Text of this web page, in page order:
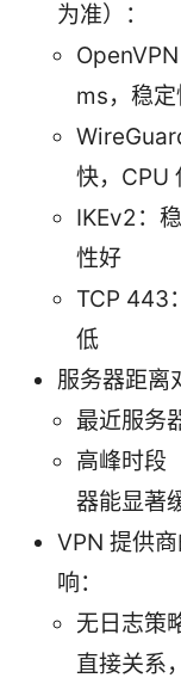
为准）：
ms，稳
快，CPU
IKEv2：
性好
TCP 443
低
服务器距离
最近服务
高峰时段
器能显著
VPN 提供
响：
无日志策
直接关系